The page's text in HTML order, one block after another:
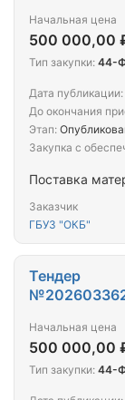
Заказчик
ГБУЗ "ОКБ"
Начальная цена
500 000,00
Тип закупки: 44-
Дата публикации:
До окончания
Этап:
Закупка с
Тендер
Начальная цена
500 000,00
Тип закупки: 44-